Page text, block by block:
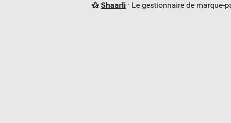
Shaarli · Le gestionnaire de marque-